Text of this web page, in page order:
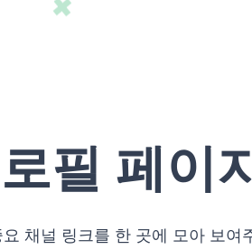
필 페이
채널 링크를 한 곳에 모아 보여